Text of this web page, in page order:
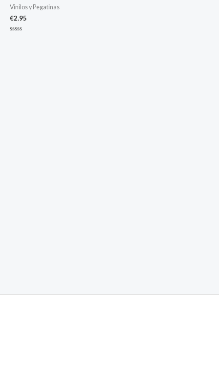
Vinilos y Pegatinas
€2.95